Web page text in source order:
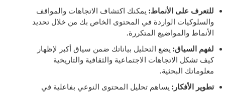
للتعرف على الأنماط: يمكنك اكتشاف الاتجاهات والمواقف
والسلوكيات الواردة في المحتوى الخاص بك من خلال تحديد
الأنماط والمواضيع المتكررة.
لفهم السياق: يضع التحليل بياناتك ضمن سياق أكبر لإظهار
كيف تشكل الاتجاهات الاجتماعية والثقافية والتاريخية
معلوماتك البحثية.
تطوير الأفكار: يساهم تحليل المحتوى النوعي بفاعلية في